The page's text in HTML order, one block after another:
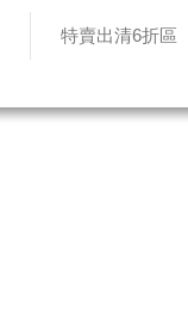
特賣出清6折區